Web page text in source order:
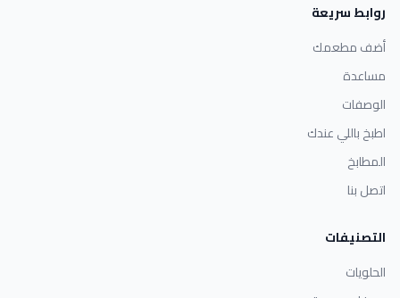
روابط سريعة
أضف مطعمك
مساعدة
الوصفات
اطبخ باللي عندك
المطابخ
اتصل بنا
التصنيفات
الحلويات